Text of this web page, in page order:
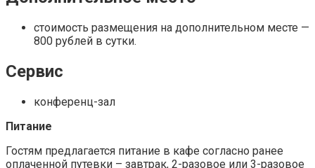
стоимость размещения на дополнительном месте —
800 рублей в сутки.
Сервис
конференц-зал
Питание
Гостям предлагается питание в кафе согласно ранее
оплаченной путевки – завтрак, 2-разовое или 3-разовое